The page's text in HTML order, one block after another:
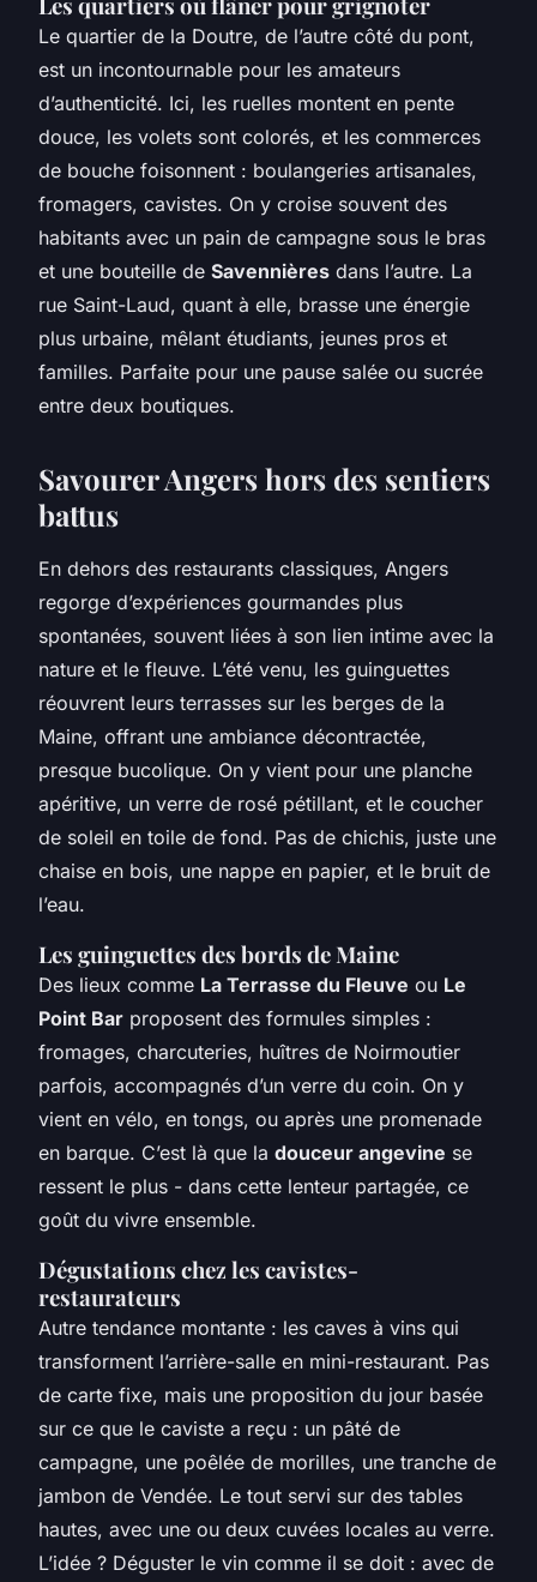
Le quartier de la Doutre, de l’autre côté du pont,
est un incontournable pour les amateurs
d’authenticité. Ici, les ruelles montent en pente
douce, les volets sont colorés, et les commerces
de bouche foisonnent : boulangeries artisanales,
fromagers, cavistes. On y croise souvent des
habitants avec un pain de campagne sous le bras
et une bouteille de Savennières dans l’autre. La
rue Saint-Laud, quant à elle, brasse une énergie
plus urbaine, mêlant étudiants, jeunes pros et
familles. Parfaite pour une pause salée ou sucrée
entre deux boutiques.
Savourer Angers hors des sentiers
battus
En dehors des restaurants classiques, Angers
regorge d’expériences gourmandes plus
spontanées, souvent liées à son lien intime avec la
nature et le fleuve. L’été venu, les guinguettes
réouvrent leurs terrasses sur les berges de la
Maine, offrant une ambiance décontractée,
presque bucolique. On y vient pour une planche
apéritive, un verre de rosé pétillant, et le coucher
de soleil en toile de fond. Pas de chichis, juste une
chaise en bois, une nappe en papier, et le bruit de
l’eau.
Les guinguettes des bords de Maine
Des lieux comme La Terrasse du Fleuve ou Le
Point Bar proposent des formules simples :
fromages, charcuteries, huîtres de Noirmoutier
parfois, accompagnés d’un verre du coin. On y
vient en vélo, en tongs, ou après une promenade
en barque. C’est là que la douceur angevine se
ressent le plus - dans cette lenteur partagée, ce
goût du vivre ensemble.
Dégustations chez les cavistes-
restaurateurs
Autre tendance montante : les caves à vins qui
transforment l’arrière-salle en mini-restaurant. Pas
de carte fixe, mais une proposition du jour basée
sur ce que le caviste a reçu : un pâté de
campagne, une poêlée de morilles, une tranche de
jambon de Vendée. Le tout servi sur des tables
hautes, avec une ou deux cuvées locales au verre.
L’idée ? Déguster le vin comme il se doit : avec de